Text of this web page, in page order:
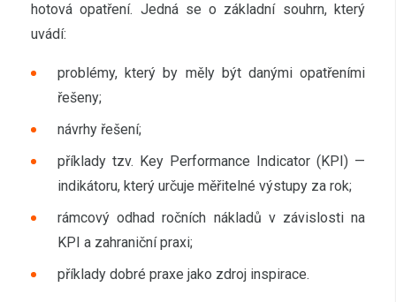
hotová opatření. Jedná se o základní souhrn, který
uvádí:
problémy, který by měly být danými opatřeními
řešeny;
návrhy řešení;
příklady tzv. Key Performance Indicator (KPI) —
indikátoru, který určuje měřitelné výstupy za rok;
rámcový odhad ročních nákladů v závislosti na
KPI a zahraniční praxi;
příklady dobré praxe jako zdroj inspirace.